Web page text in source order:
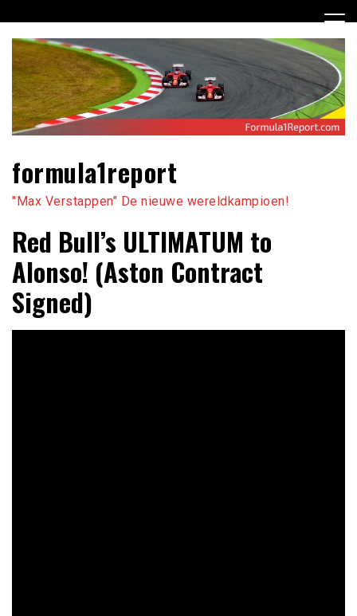
naar
inhoud
formula1report
"Max Verstappen" De nieuwe wereldkampioen!
Red Bull’s ULTIMATUM to
Alonso! (Aston Contract
Signed)